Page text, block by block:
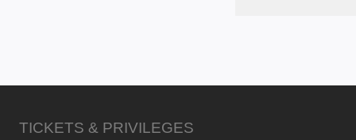
TICKETS & PRIVILEGES